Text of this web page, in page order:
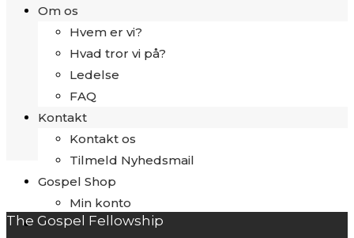
Om os
Hvem er vi?
Hvad tror vi på?
Ledelse
FAQ
Kontakt
Kontakt os
Tilmeld Nyhedsmail
Gospel Shop
Min konto
The Gospel Fellowship